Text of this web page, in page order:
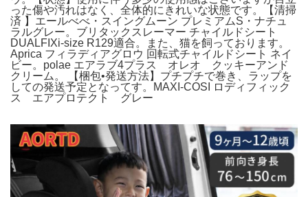
った傷や汚れはなく、全体的にきれいな状態です。【清掃
済 】エールべべ・スイングムーン プレミアムS・ナチュ
ラルグレー。ブリタックスレーマー チャイルドシート
DUALFIXi-size R129適合。また、猫を飼っております。
Aprica フィラディアグロウ 回転式チャイルドシート ネイ
ビー。polae エアラブ4プラス オレオ クッキーアンド
クリーム。 【梱包•発送方法】プチプチで巻き、ラップを
しての発送予定となってす。MAXI-COSI ロディフィック
ス エアプロテクト グレー